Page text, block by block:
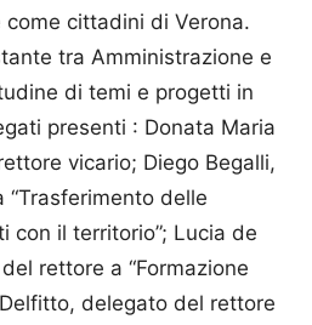
cittadini di Verona.
tra Amministrazione e
di temi e progetti in
presenti : Donata Maria
vicario; Diego Begalli,
delle
con il territorio”; Lucia de
rettore a “Formazione
delegato del rettore